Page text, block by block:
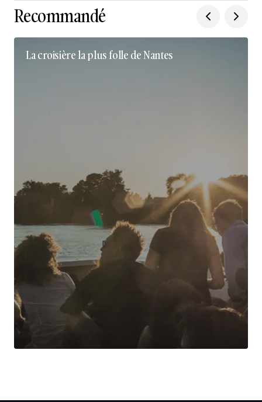
Recommandé
La croisière la plus folle de Nantes